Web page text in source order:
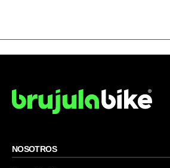
NOSOTROS